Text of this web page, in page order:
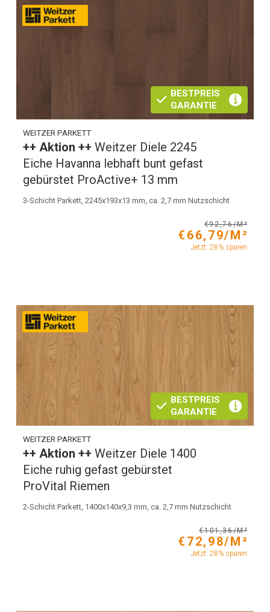
BESTPREIS
GARANTIE
WEITZER PARKETT
++ Aktion ++Weitzer Diele 2245
Eiche Havanna lebhaft bunt gefast
gebürstet ProActive+ 13 mm
3-Schicht Parkett, 2245x193x13 mm, ca. 2,7 mm Nutzschicht
€92,76/M²
€66,79/M²
Jetzt: 28% sparen
BESTPREIS
GARANTIE
WEITZER PARKETT
++ Aktion ++Weitzer Diele 1400
Eiche ruhig gefast gebürstet
ProVital Riemen
2-Schicht Parkett, 1400x140x9,3 mm, ca. 2,7 mm Nutzschicht
€101,36/M²
€72,98/M²
Jetzt: 28% sparen